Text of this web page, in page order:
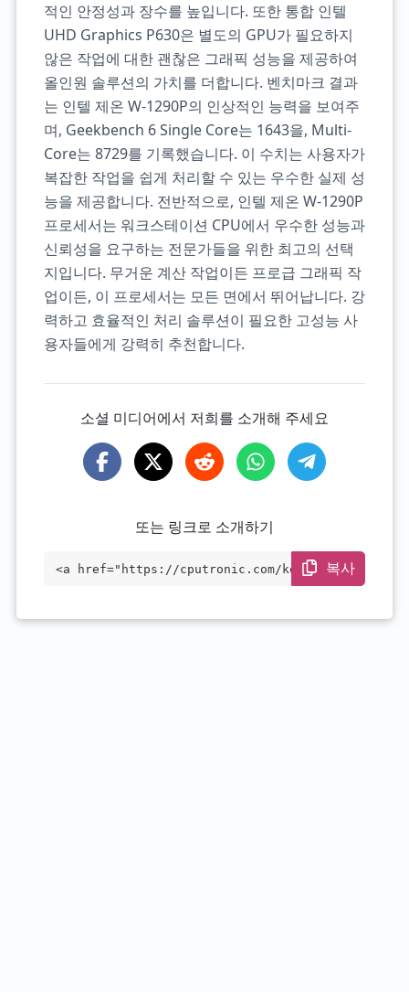
적인 안정성과 장수를 높입니다. 또한 통합 인텔
UHD Graphics P630은 별도의 GPU가 필요하지
않은 작업에 대한 괜찮은 그래픽 성능을 제공하여
올인원 솔루션의 가치를 더합니다. 벤치마크 결과
는 인텔 제온 W-1290P의 인상적인 능력을 보여주
며, Geekbench 6 Single Core는 1643을, Multi-
Core는 8729를 기록했습니다. 이 수치는 사용자가
복잡한 작업을 쉽게 처리할 수 있는 우수한 실제 성
능을 제공합니다. 전반적으로, 인텔 제온 W-1290P
프로세서는 워크스테이션 CPU에서 우수한 성능과
신뢰성을 요구하는 전문가들을 위한 최고의 선택
지입니다. 무거운 계산 작업이든 프로급 그래픽 작
업이든, 이 프로세서는 모든 면에서 뛰어납니다. 강
력하고 효율적인 처리 솔루션이 필요한 고성능 사
용자들에게 강력히 추천합니다.
소셜 미디어에서 저희를 소개해 주세요
또는 링크로 소개하기
<a href="https://cputronic.com/ko/cpu/in
복사